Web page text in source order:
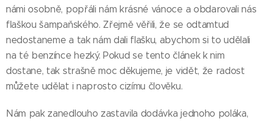
námi osobně, popřáli nám krásné vánoce a obdarovali nás
flaškou šampaňského. Zřejmě věřili, že se odtamtud
nedostaneme a tak nám dali flašku, abychom si to udělali
na té benzínce hezký. Pokud se tento článek k nim
dostane, tak strašně moc děkujeme, je vidět, že radost
můžete udělat i naprosto cizímu člověku.
Nám pak zanedlouho zastavila dodávka jednoho poláka,